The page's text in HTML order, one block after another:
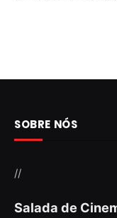
SOBRE NÓS
//
Salada de